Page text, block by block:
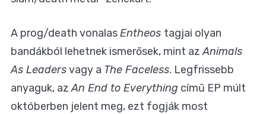
A prog/death vonalasEntheos tagjai olyan
bandákból lehetnek ismerősek, mint azAnimals
As Leadersvagy a The Faceless. Legfrissebb
anyaguk, azAn End to Everything című EP múlt
októberben jelent meg, ezt fogják most